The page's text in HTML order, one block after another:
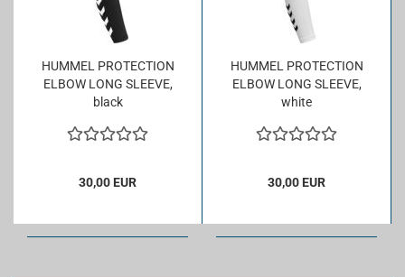
HUM­MEL PRO­TEC­TION
ELBOW LONG SLEE­VE,
black
30,00 EUR
HUM­MEL PRO­TEC­TION
ELBOW LONG SLEE­VE,
white
30,00 EUR